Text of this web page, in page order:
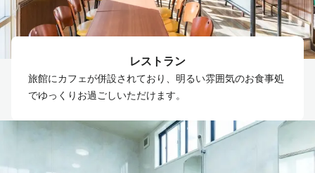
レストラン
旅館にカフェが併設されており、明るい雰囲気のお食事処
でゆっくりお過ごしいただけます。